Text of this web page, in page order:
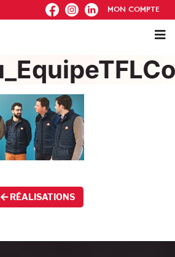
FB IG IN MON COMPTE
RÉALISATIONS